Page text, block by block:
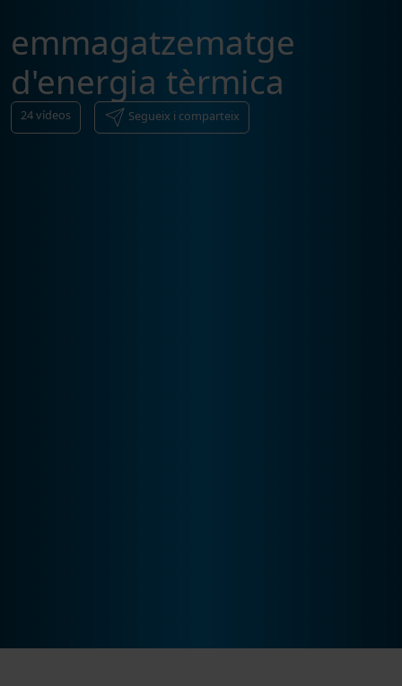
emmagatzematge
d'energia tèrmica
24vídeos Segueix i comparteix